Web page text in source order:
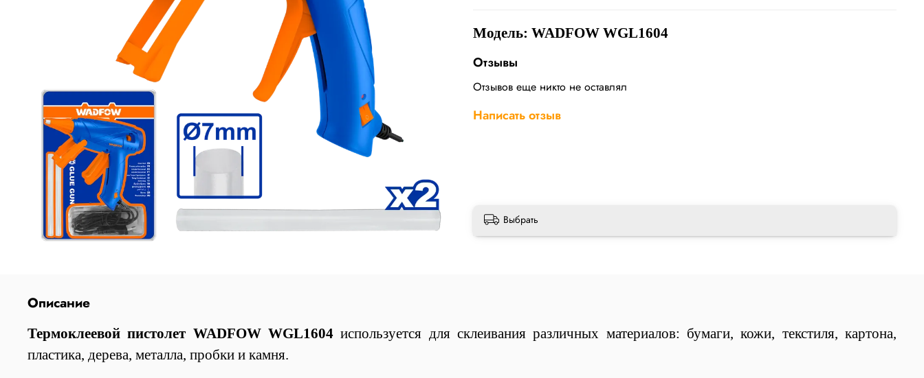
Модель: WADFOW WGL1604
Отзывы
Отзывов еще никто не оставлял
Написать отзыв
Выбрать
Описание
Термоклеевой пистолет WADFOW WGL1604используется для склеивания различных материалов: бумаги, кожи, текстиля, картона,
пластика, дерева, металла, пробки и камня.